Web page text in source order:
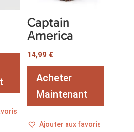
Captain
America
14,99 €
Acheter
Maintenant
Ajouter aux favoris